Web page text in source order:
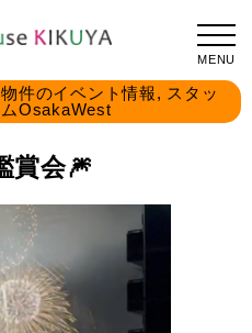
MENU
件のイベント情報, スタッ
OsakaWest
賞会🎆